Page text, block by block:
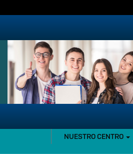
al
NAVEGACIÓN
PRINCIPAL
NUESTRO CENTRO